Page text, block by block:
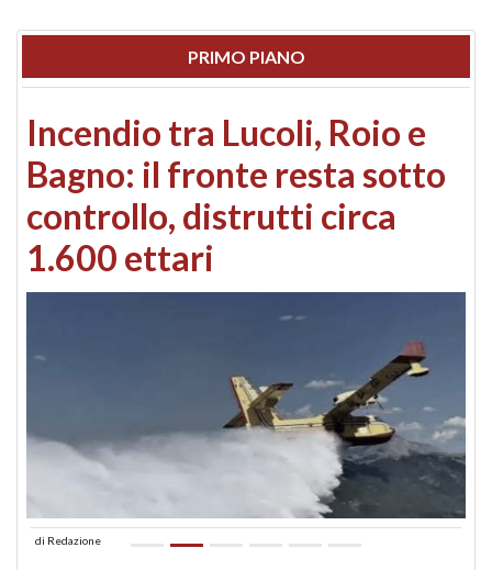
PRIMO PIANO
Incendio tra Lucoli, Roio e
Bagno: il fronte resta sotto
controllo, distrutti circa
1.600 ettari
di Redazione